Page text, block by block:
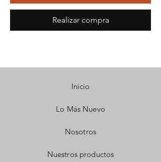
Realizar compra
Inicio
Lo Más Nuevo
Nosotros
Nuestros productos